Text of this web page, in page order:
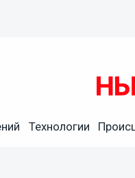
Технологии